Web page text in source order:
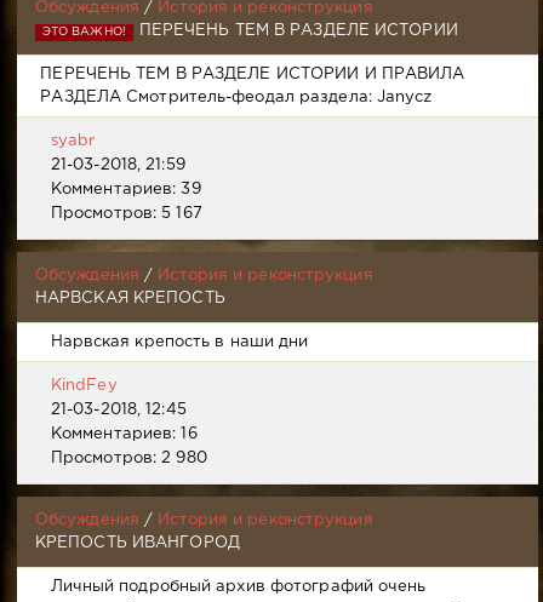
Обсуждения / История и реконструкция
ЭТО ВАЖНО! ПЕРЕЧЕНЬ ТЕМ В РАЗДЕЛЕ ИСТОРИИ
ПЕРЕЧЕНЬ ТЕМ В РАЗДЕЛЕ ИСТОРИИ И ПРАВИЛА
РАЗДЕЛА Смотритель-феодал раздела: Janycz
syabr
21-03-2018, 21:59
Комментариев: 39
Просмотров: 5 167
Обсуждения /
История и реконструкция
НАРВСКАЯ КРЕПОСТЬ
Нарвская крепость в наши дни
KindFey
21-03-2018, 12:45
Комментариев: 16
Просмотров: 2 980
Обсуждения /
История и реконструкция
КРЕПОСТЬ ИВАНГОРОД
Личный подробный архив фотографий очень